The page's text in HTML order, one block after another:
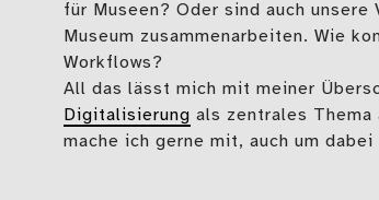
für Museen? Oder sind auch
Museum zusammenarbeiten. Wie
Workflows?
All das lässt mich mit meiner
Digitalisierung als zentrales Thema
mache ich gerne mit, auch um